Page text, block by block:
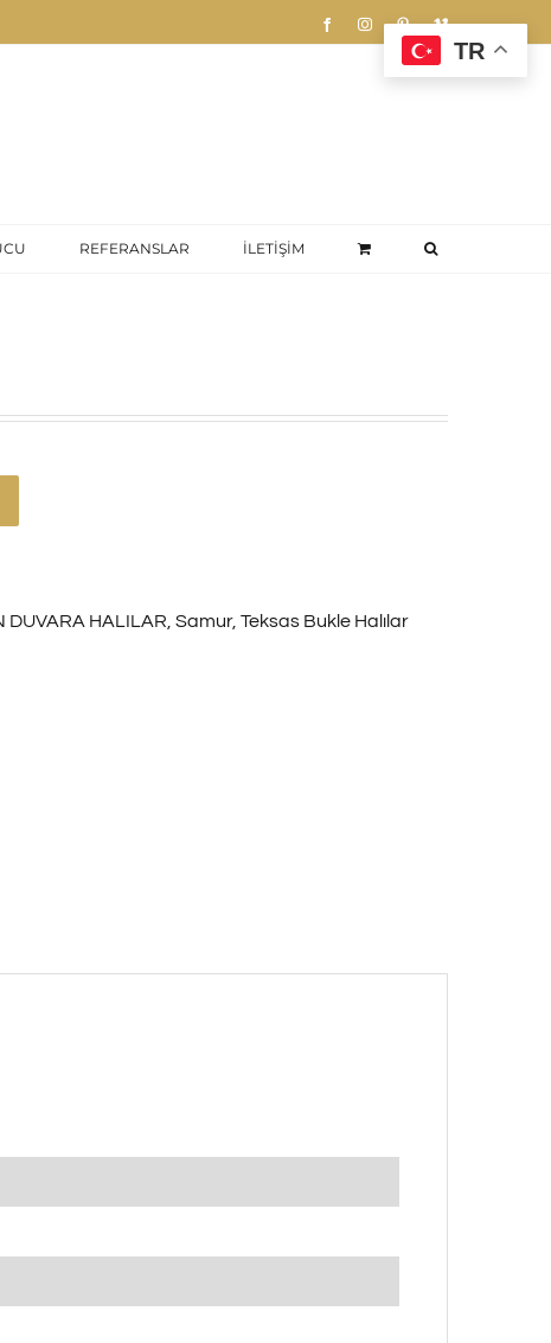
FacebookInstagramPinterestVimeo
REFERANSLAR İLETİŞİM
DUVARA HALILAR Samur, Teksas Bukle Halılar
TR